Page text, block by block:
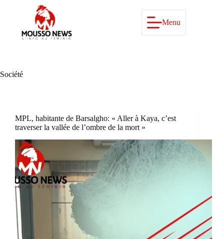
Menu
Société
MPL, habitante de Barsalgho: « Aller à Kaya, c’est
traverser la vallée de l’ombre de la mort »